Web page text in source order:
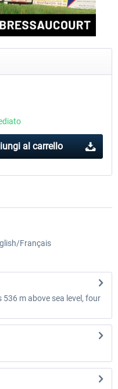
Aerosoft Mega Airport
al carrello
Français
536 m above sea level, four